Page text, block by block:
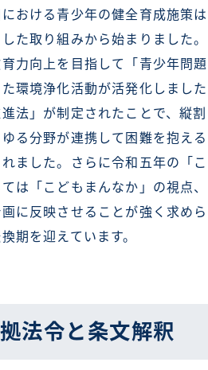
おける青少年の健全育成施策
た取り組みから始まりました
力向上を目指して「青少年問
た環境浄化活動が活発化しまし
法」が制定されたことで、縦
る分野が連携して困難を抱え
ました。さらに令和五年の「
ては「こどもまんなか」の視点
画に反映させることが強く求め
期を迎えています。
法令と条文解釈